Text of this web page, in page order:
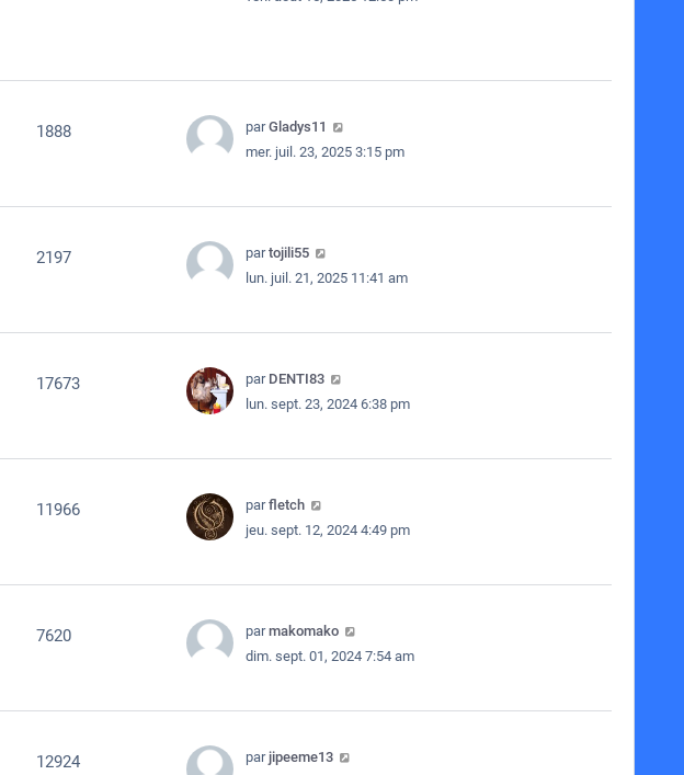
1888 parGladys11
mer. juil. 23, 2025 3:15 pm
2197 partojili55
lun. juil. 21, 2025 11:41 am
17673 par DENTI83
lun. sept. 23, 2024 6:38 pm
11966 parfletch
jeu. sept. 12, 2024 4:49 pm
7620 parmakomako
dim. sept. 01, 2024 7:54 am
12924 parjipeeme13